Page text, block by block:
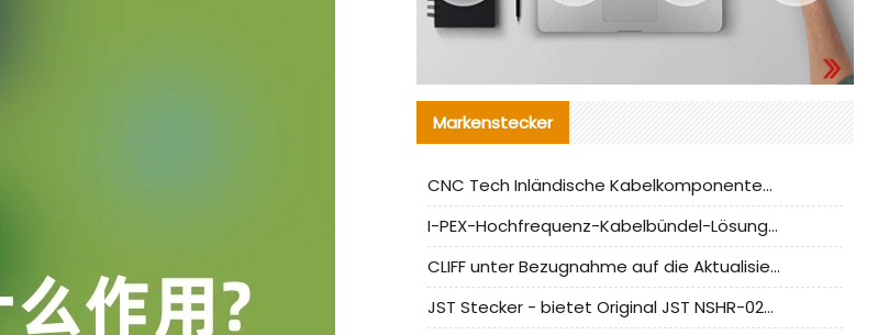
Markenstecker
CNC Tech Inländische Kabelkomponentenbewertung und Massenproduktionsanpassungsanleitung
I-PEX-Hochfrequenz-Kabelbündel-Lösung für die heimische Produktion analysiert
CLIFF unter Bezugnahme auf die Aktualisierung der chinesischen Stecker-Testnormen
JST Stecker - bietet Original JST NSHR-02V-S Stecker und Ersatzteile an